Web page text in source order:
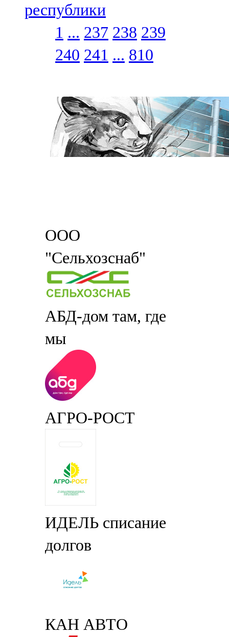
республики
1 ... 237 238 239
240 241 ... 810
ООО
"Сельхозснаб"
АБД-дом там, где
мы
АГРО-РОСТ
ИДЕЛЬ списание
долгов
КАН АВТО